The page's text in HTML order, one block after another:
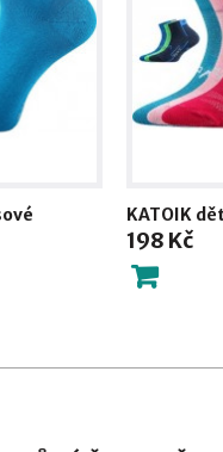
KATOIK
198 Kč